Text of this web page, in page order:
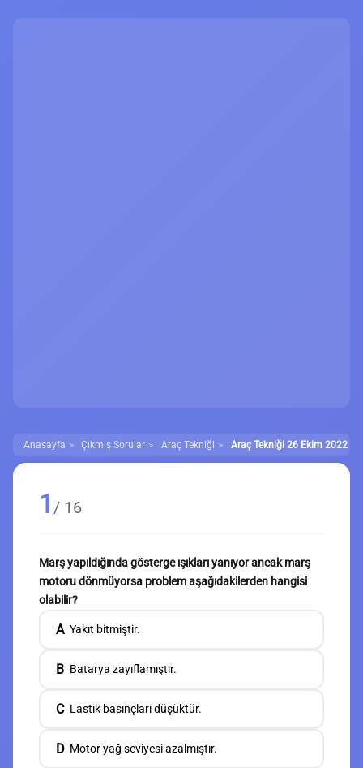
Anasayfa Çıkmış Sorular Araç Tekniği Araç Tekniği 26 Ekim 2022
1 / 16
Marş yapıldığında gösterge ışıkları yanıyor ancak marş
motoru dönmüyorsa problem aşağıdakilerden hangisi
olabilir?
A Yakıt bitmiştir.
B Batarya zayıflamıştır.
C Lastik basınçları düşüktür.
D Motor yağ seviyesi azalmıştır.